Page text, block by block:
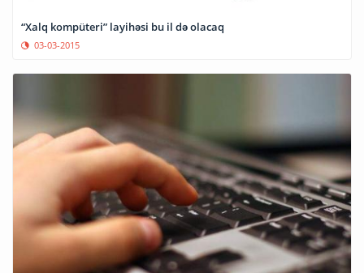
“Xalq kompüteri” layihəsi bu il də olacaq
03-03-2015